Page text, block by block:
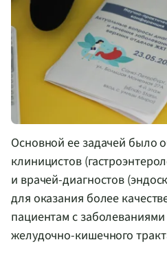
Основной ее задачей было
клиницистов
и врачей-диагностов
для оказания более
пациентам с
желудочно-кишечного